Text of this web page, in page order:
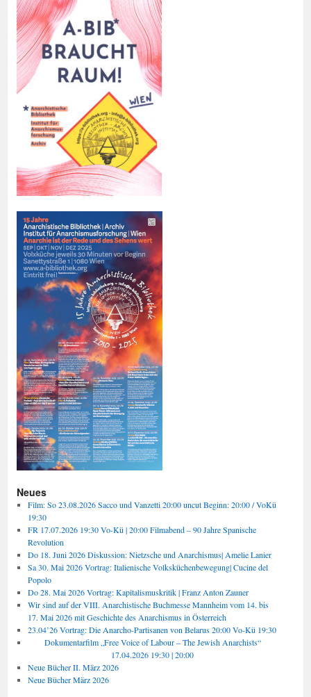
Neues
Film: So 23.08.2026 Sacco und Vanzetti 20:00 uncut Beginn: 20:00 / VoKü
19:30
FR 17.07.2026 19:30 Vo-Kü | 20:00 Filmabend – 90 Jahre Spanische
Revolution
Do 18. Juni 2026 Diskussion: Nietzsche und Anarchismus| Amelie Lanier
Sa 30. Mai 2026 Vortrag: Italienische Volksküchenbewegung| Cucine del
Popolo
Do 28. Mai 2026 Vortrag: Kapitalismuskritik | Franz Anton Zauner
Wir sind auf der VIII. Anarchistische Buchmesse Mannheim vom 14. bis
17. Mai 2026 mit Geschichte des Anarchismus in Österreich
23.04’26 Vortrag: Die Anarcho-Partisanen von Belarus 20:00 Vo-Kü 19:30
Dokumentarfilm „Free Voice of Labour – The Jewish Anarchists“
17.04.2026 19:30 | 20:00
Neue Bücher II. März 2026
Neue Bücher März 2026